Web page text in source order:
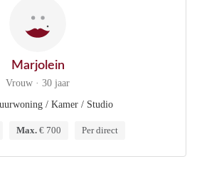
Marjolein
Vrouw · 30 jaar
/ Kamer / Studio
Max. € 700 Per direct